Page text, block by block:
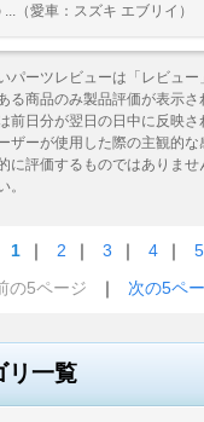
（愛車：スズキ エブリイ）
パーツレビューは「レビュー
商品のみ製品評価が表示さ
日分が翌日の日中に反映さ
ーが使用した際の主観的な
に評価するものではありま
。
1 ｜ 2 ｜ 3 ｜ 4 ｜ 5
の5ページ
｜ 次の5ペ
リ一覧